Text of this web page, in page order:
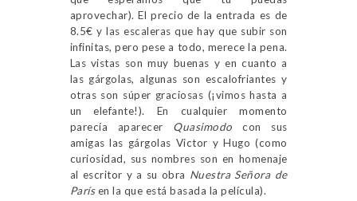
aprovechar). El precio de la entrada es de
8.5€ y las escaleras que hay que subir son
infinitas, pero pese a todo, merece la pena.
Las vistas son muy buenas y en cuanto a
las gárgolas, algunas son escalofriantes y
otras son súper graciosas (¡vimos hasta a
un elefante!). En cualquier momento
parecía aparecer Quasimodo con sus
amigas las gárgolas Victor y Hugo (como
curiosidad, sus nombres son en homenaje
al escritor y a su obra Nuestra Señora de
Parísen la que está basada la película).